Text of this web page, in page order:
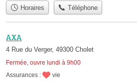
Horaires Téléphone
AXA
4 Rue du Verger, 49300 Cholet
Fermée, ouvre lundi à 9h00
Assurances : vie